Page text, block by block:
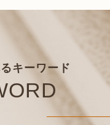
キーワード